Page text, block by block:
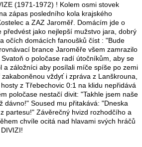
(1971-1972) ! Kolem osmi stovek
zápas posledního kola krajského
a ZAZ Jaroměř. Domácím jde o
předvést jako nejlepší mužstvo jara, dobrý
očích domácích fanoušků číst : "Bude
brance Jaroměře všem zamrazilo
o poločase radí útočníkům, aby se
a záložníci aby posílali míče spíše po zemi
vždyť i zpráva z Lanškrouna,
z Třebechovic 0:1 na klidu nepřidává
poločase nestačí divit: "Takhle jsem naše
dávno!" Soused mu přitakává: "Dneska
partesu!" Závěrečný hvizd rozhodčího a
chvíle ocitá nad hlavami svých hráčů